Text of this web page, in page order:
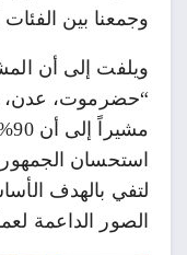
وجمعنا بين
ويلفت إلى أن
“حضرموت، عدن،
استحسان الجمهور،
لتفي بالهدف
الصور الداعمة